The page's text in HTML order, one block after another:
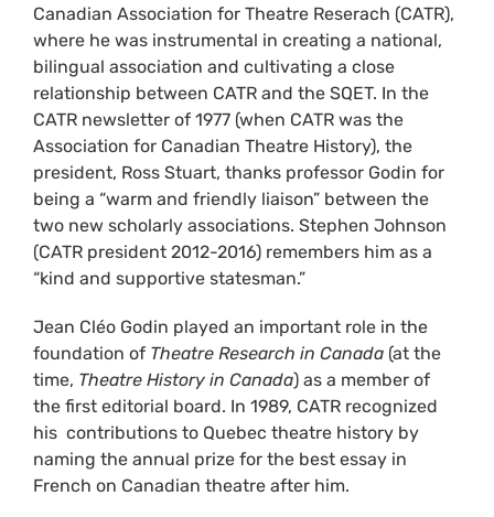
Canadian Association for Theatre Reserach (CATR),
where he was instrumental in creating a national,
bilingual association and cultivating a close
relationship between CATR and the SQET. In the
CATR newsletter of 1977 (when CATR was the
Association for Canadian Theatre History), the
president, Ross Stuart, thanks professor Godin for
being a “warm and friendly liaison” between the
two new scholarly associations. Stephen Johnson
(CATR president 2012-2016) remembers him as a
“kind and supportive statesman.”
Jean Cléo Godin played an important role in the
foundation of Theatre Research in Canada (at the
time, Theatre History in Canada) as a member of
the first editorial board. In 1989, CATR recognized
his contributions to Quebec theatre history by
naming the annual prize for the best essay in
French on Canadian theatre after him.